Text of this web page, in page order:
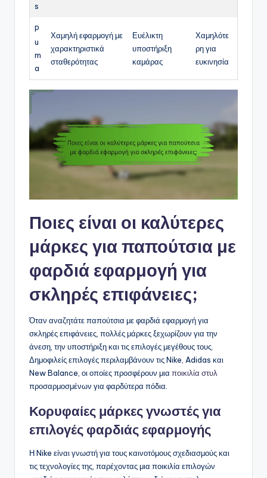
s
P
u
m
a
Χαμηλή εφαρμογή με
χαρακτηριστικά
σταθερότητας
Ευέλικτη
υποστήριξη
καμάρας
Χαμηλότε
ρη για
ευκινησία
Ποιες είναι οι καλύτερες
μάρκες για παπούτσια με
φαρδιά εφαρμογή για
σκληρές επιφάνειες;
Όταν αναζητάτε παπούτσια με φαρδιά εφαρμογή για
σκληρές επιφάνειες, πολλές μάρκες ξεχωρίζουν για την
άνεση, την υποστήριξη και τις επιλογές μεγέθους τους.
Δημοφιλείς επιλογές περιλαμβάνουν τις Nike, Adidas και
New Balance, οι οποίες προσφέρουν μια ποικιλία στυλ
προσαρμοσμένων για φαρδύτερα πόδια.
Κορυφαίες μάρκες γνωστές για
επιλογές φαρδιάς εφαρμογής
Η Nike είναι γνωστή για τους καινοτόμους σχεδιασμούς και
τις τεχνολογίες της, παρέχοντας μια ποικιλία επιλογών